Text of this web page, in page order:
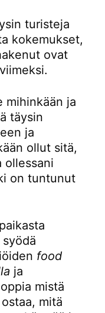
turisteja
kokemukset,
ovat
mihinkään ja
täysin
ja
ollut sitä,
ollessani
on tuntunut
food
ja
mistä
mitä